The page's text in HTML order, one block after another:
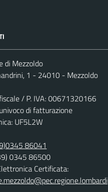
di Mezzoldo
1 - 24010 - Mezzoldo
/ P. IVA: 00671320166
di fatturazione
UF5L2W
86041
0345 86500
Certificata: